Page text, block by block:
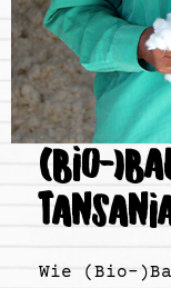
(BIO-
Wie (Bio-